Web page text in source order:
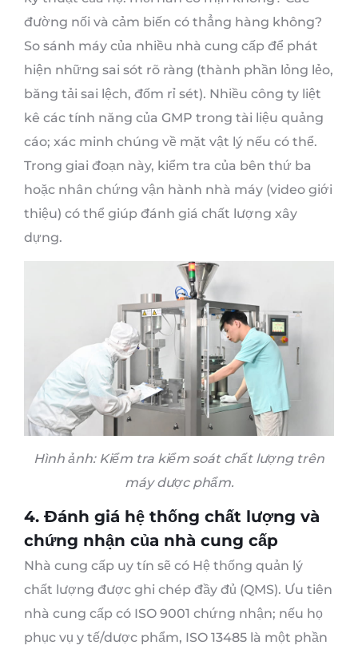
đường nối và cảm biến có thẳng hàng không?
So sánh máy của nhiều nhà cung cấp để phát
hiện những sai sót rõ ràng (thành phần lỏng lẻo,
băng tải sai lệch, đốm rỉ sét). Nhiều công ty liệt
kê các tính năng của GMP trong tài liệu quảng
cáo; xác minh chúng về mặt vật lý nếu có thể.
Trong giai đoạn này, kiểm tra của bên thứ ba
hoặc nhân chứng vận hành nhà máy (video giới
thiệu) có thể giúp đánh giá chất lượng xây
dựng.
Hình ảnh: Kiểm tra kiểm soát chất lượng trên
máy dược phẩm.
4. Đánh giá hệ thống chất lượng và
chứng nhận của nhà cung cấp
Nhà cung cấp uy tín sẽ có Hệ thống quản lý
chất lượng được ghi chép đầy đủ (QMS). Ưu tiên
nhà cung cấp có ISO 9001 chứng nhận; nếu họ
phục vụ y tế/dược phẩm, ISO 13485 là một phần